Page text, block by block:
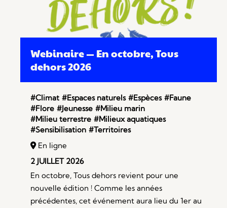
Webinaire — En octobre, Tous
dehors 2026
#Climat #Espaces naturels #Espèces #Faune
#Flore #Jeunesse #Milieu marin
#Milieu terrestre #Milieux aquatiques
#Sensibilisation #Territoires
En ligne
2 JUILLET 2026
En octobre, Tous dehors revient pour une
nouvelle édition ! Comme les années
précédentes, cet événement aura lieu du 1er au